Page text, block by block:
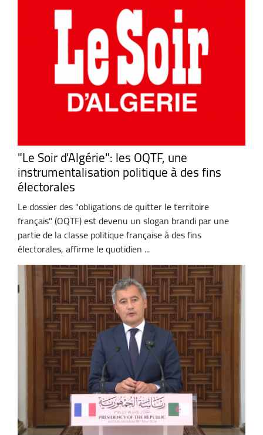
"Le Soir d'Algérie": les OQTF, une
instrumentalisation politique à des fins
électorales
Le dossier des "obligations de quitter le territoire
français" (OQTF) est devenu un slogan brandi par une
partie de la classe politique française à des fins
électorales, affirme le quotidien ...